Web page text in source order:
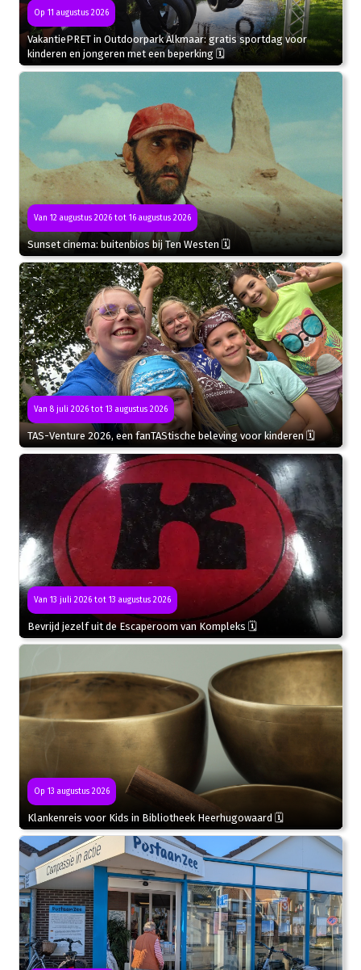
Op 11 augustus 2026
VakantiePRET in Outdoorpark Alkmaar: gratis sportdag voor
kinderen en jongeren met een beperking 🗓
Van 12 augustus 2026 tot 16 augustus 2026
Sunset cinema: buitenbios bij Ten Westen 🗓
Van 8 juli 2026 tot 13 augustus 2026
TAS-Venture 2026, een fanTAStische beleving voor kinderen 🗓
Van 13 juli 2026 tot 13 augustus 2026
Bevrijd jezelf uit de Escaperoom van Kompleks 🗓
Op 13 augustus 2026
Klankenreis voor Kids in Bibliotheek Heerhugowaard 🗓